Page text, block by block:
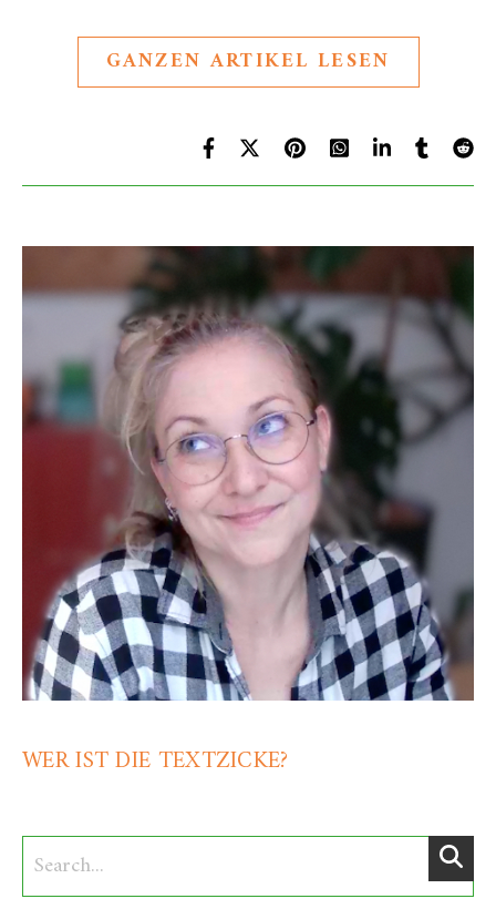
GANZEN ARTIKEL LESEN
WER IST DIE TEXTZICKE?